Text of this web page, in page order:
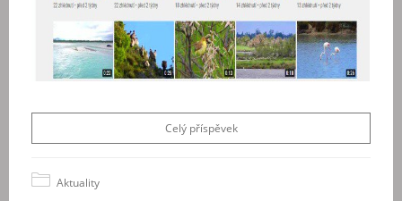
Celý příspěvek
Aktuality